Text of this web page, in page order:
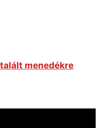
menedékre